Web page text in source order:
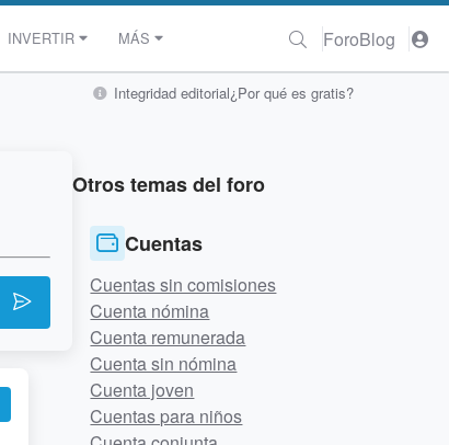
INVERTIR MÁS ForoBlog
Integridad editorial¿Por qué es gratis?
Otros temas del foro
Cuentas
Cuentas sin comisiones
Cuenta nómina
Cuenta remunerada
Cuenta sin nómina
Cuenta joven
Cuentas para niños